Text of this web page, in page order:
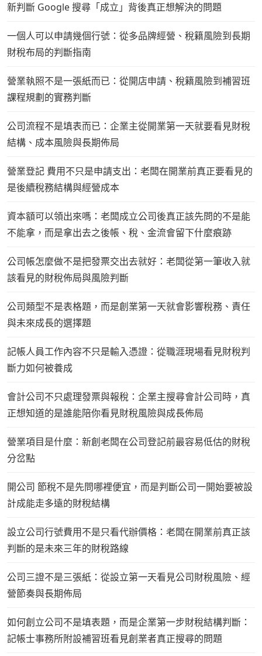
新判斷 Google 搜尋「成立」背後真正想解決的問題
一個人可以申請幾個行號：從多品牌經營、稅籍風險到長期
財稅布局的判斷指南
營業執照不是一張紙而已：從開店申請、稅籍風險到補習班
課程規劃的實務判斷
公司流程不是填表而已：企業主從開業第一天就要看見財稅
結構、成本風險與長期佈局
營業登記 費用不只是申請支出：老闆在開業前真正要看見的
是後續稅務結構與經營成本
資本額可以領出來嗎：老闆成立公司後真正該先問的不是能
不能拿，而是拿出去之後帳、稅、金流會留下什麼痕跡
公司帳怎麼做不是把發票交出去就好：老闆從第一筆收入就
該看見的財稅佈局與風險判斷
公司類型不是表格題，而是創業第一天就會影響稅務、責任
與未來成長的選擇題
記帳人員工作內容不只是輸入憑證：從職涯現場看見財稅判
斷力如何被養成
會計公司不只處理發票與報稅：企業主搜尋會計公司時，真
正想知道的是誰能陪你看見財稅風險與成長佈局
營業項目是什麼：新創老闆在公司登記前最容易低估的財稅
分岔點
開公司 節稅不是先問哪裡便宜，而是判斷公司一開始要被設
計成能走多遠的財稅結構
設立公司行號費用不是只看代辦價格：老闆在開業前真正該
判斷的是未來三年的財稅路線
公司三證不是三張紙：從設立第一天看見公司財稅風險、經
營節奏與長期佈局
如何創立公司不是填表題，而是企業第一步財稅結構判斷：
記帳士事務所附設補習班看見創業者真正搜尋的問題